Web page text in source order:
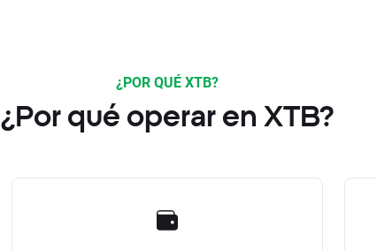
¿POR QUÉ XTB?
¿Por qué operar en XTB?